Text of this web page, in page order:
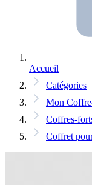
Accueil
Catégories
Mon
Coffres-
Coffret